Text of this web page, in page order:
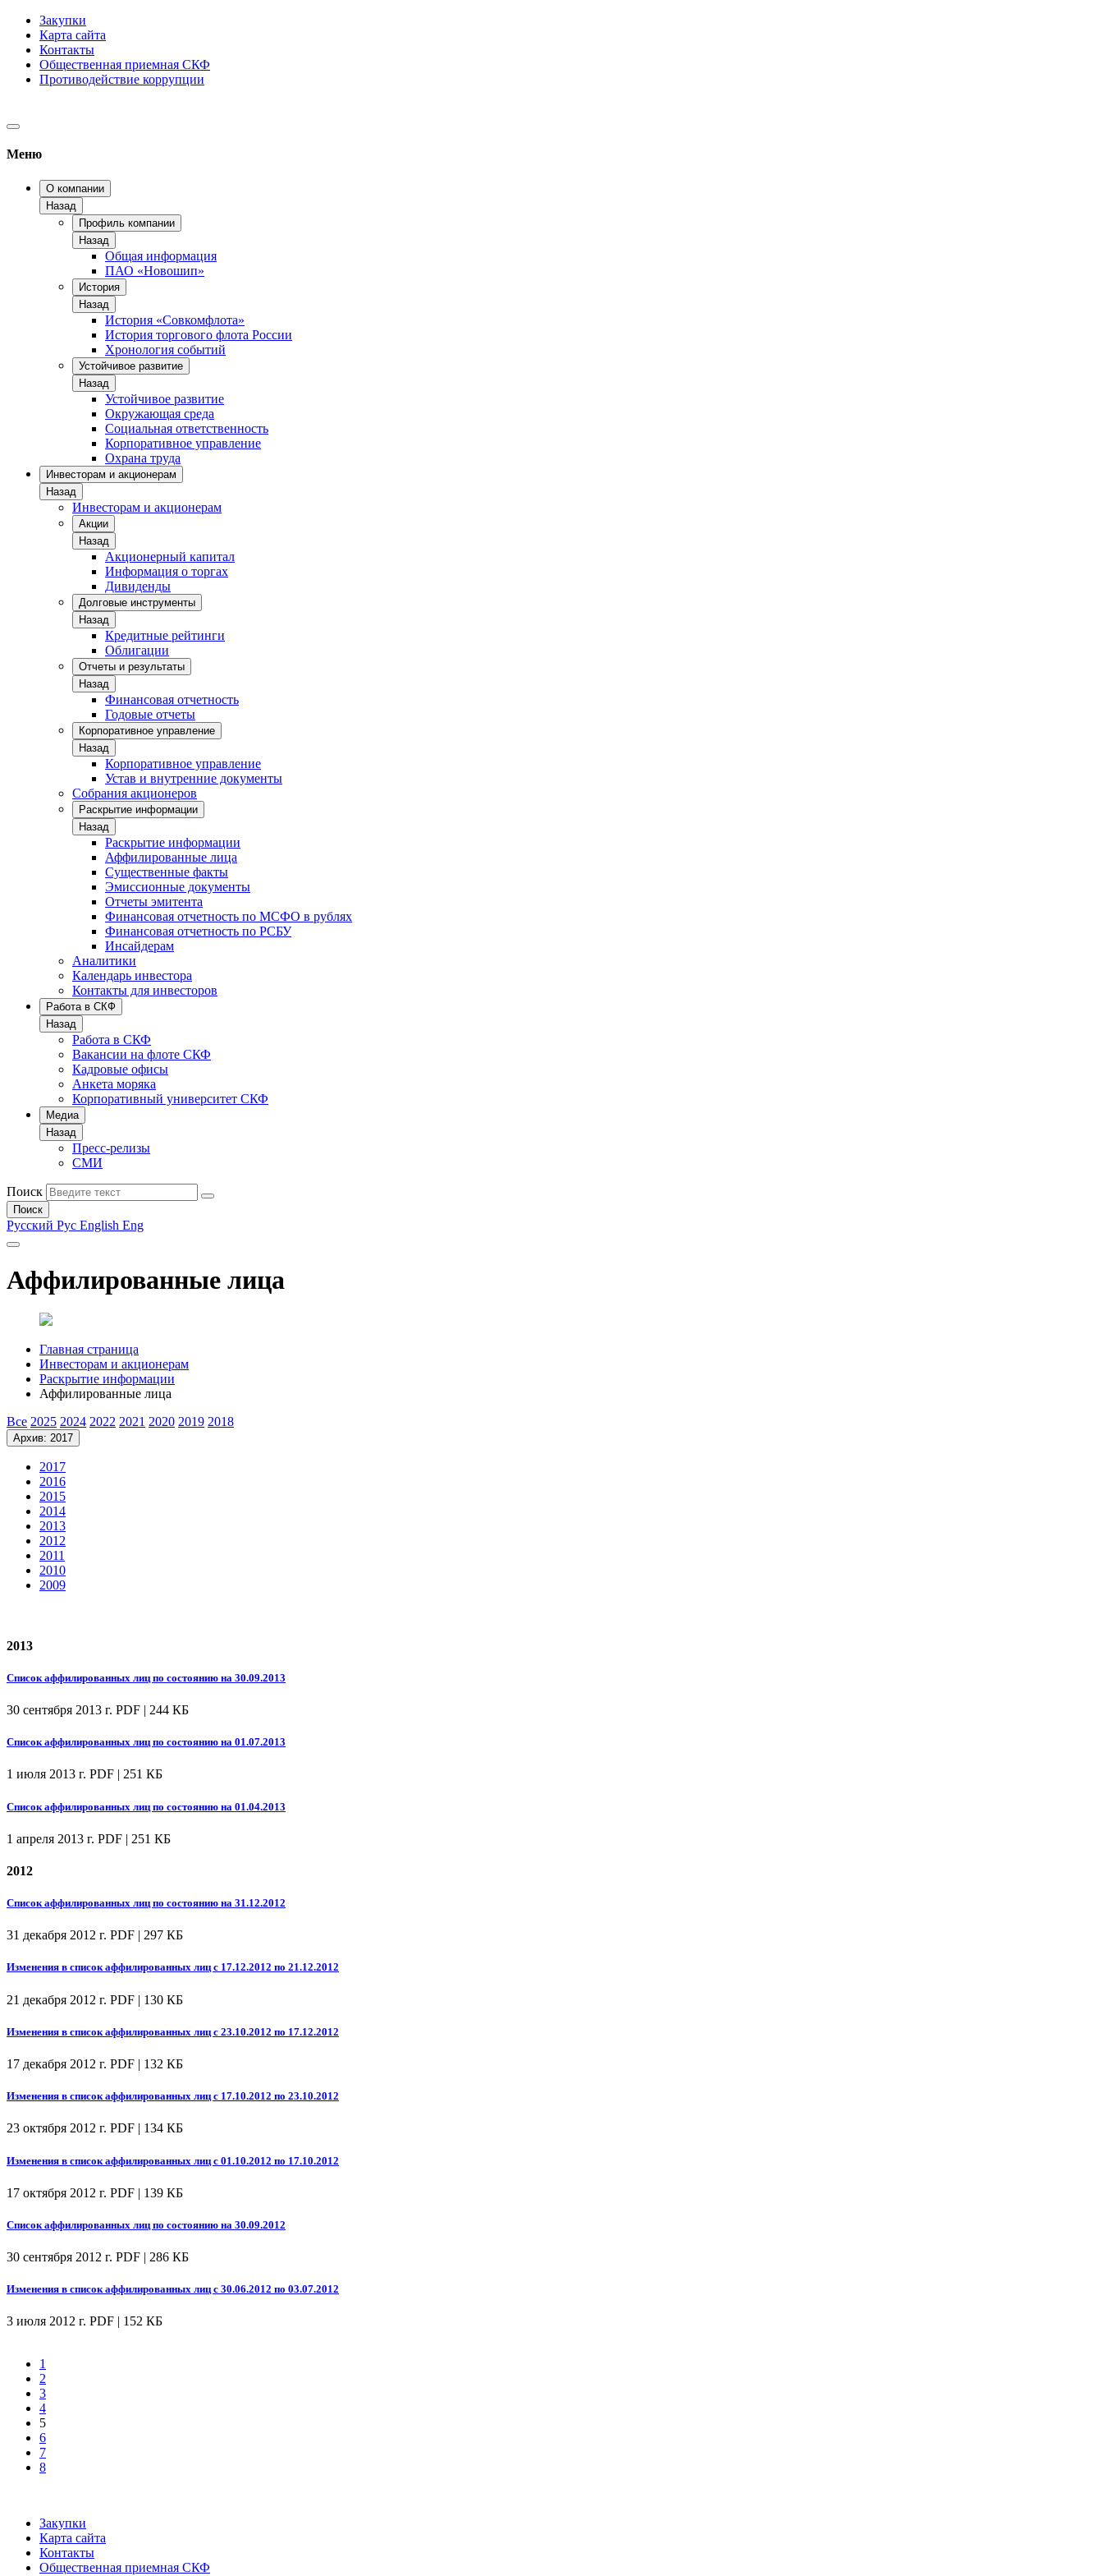
Закупки
Карта сайта
Контакты
Общественная приемная СКФ
Противодействие коррупции
Меню
О компании
Назад
Профиль компании
Назад
Общая информация
ПАО «Новошип»
История
Назад
История «Совкомфлота»
История торгового флота России
Хронология событий
Устойчивое развитие
Назад
Устойчивое развитие
Окружающая среда
Социальная ответственность
Корпоративное управление
Охрана труда
Инвесторам и акционерам
Назад
Инвесторам и акционерам
Акции
Назад
Акционерный капитал
Информация о торгах
Дивиденды
Долговые инструменты
Назад
Кредитные рейтинги
Облигации
Отчеты и результаты
Назад
Финансовая отчетность
Годовые отчеты
Корпоративное управление
Назад
Корпоративное управление
Устав и внутренние документы
Собрания акционеров
Раскрытие информации
Назад
Раскрытие информации
Аффилированные лица
Существенные факты
Эмиссионные документы
Отчеты эмитента
Финансовая отчетность по МСФО в рублях
Финансовая отчетность по РСБУ
Инсайдерам
Аналитики
Календарь инвестора
Контакты для инвесторов
Работа в СКФ
Назад
Работа в СКФ
Вакансии на флоте СКФ
Кадровые офисы
Анкета моряка
Корпоративный университет СКФ
Медиа
Назад
Пресс-релизы
СМИ
Поиск
Поиск
Русский Рус English Eng
Аффилированные лица
Главная страница
Инвесторам и акционерам
Раскрытие информации
Аффилированные лица
Все 2025 2024 2022 2021 2020 2019 2018
Архив: 2017
2017
2016
2015
2014
2013
2012
2011
2010
2009
2013
Список аффилированных лиц по состоянию на 30.09.2013
30 сентября 2013 г. PDF | 244 КБ
Список аффилированных лиц по состоянию на 01.07.2013
1 июля 2013 г. PDF | 251 КБ
Список аффилированных лиц по состоянию на 01.04.2013
1 апреля 2013 г. PDF | 251 КБ
2012
Список аффилированных лиц по состоянию на 31.12.2012
31 декабря 2012 г. PDF | 297 КБ
Изменения в список аффилированных лиц с 17.12.2012 по 21.12.2012
21 декабря 2012 г. PDF | 130 КБ
Изменения в список аффилированных лиц с 23.10.2012 по 17.12.2012
17 декабря 2012 г. PDF | 132 КБ
Изменения в список аффилированных лиц с 17.10.2012 по 23.10.2012
23 октября 2012 г. PDF | 134 КБ
Изменения в список аффилированных лиц с 01.10.2012 по 17.10.2012
17 октября 2012 г. PDF | 139 КБ
Список аффилированных лиц по состоянию на 30.09.2012
30 сентября 2012 г. PDF | 286 КБ
Изменения в список аффилированных лиц с 30.06.2012 по 03.07.2012
3 июля 2012 г. PDF | 152 КБ
1
2
3
4
5
6
7
8
Закупки
Карта сайта
Контакты
Общественная приемная СКФ